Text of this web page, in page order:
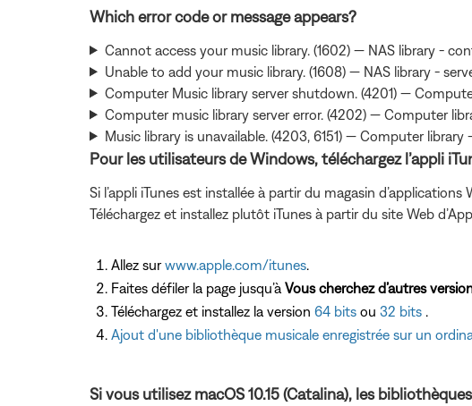
Which error code or message appears?
Cannot access your music library. (1602) — NAS library -
Unable to add your music library. (1608) — NAS library -
Computer Music library server shutdown. (4201) —
Computer music library server error. (4202) — Computer
Music library is unavailable. (4203, 6151) — Computer
Pour les utilisateurs de Windows, téléchargez l’appli
Si l’appli iTunes est installée à partir du magasin
Téléchargez et installez plutôt iTunes à partir du site Web
Allez surwww.apple.com/itunes
Faites défiler la page jusqu’à Vous cherchez d’autres
Téléchargez et installez la version 64 bits ou 32 bits
Ajout d'une bibliothèque musicale enregistrée sur un
Si vous utilisez macOS 10.15 (Catalina), les